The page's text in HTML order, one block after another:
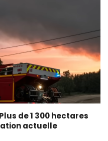
de 1 300 hectares
actuelle